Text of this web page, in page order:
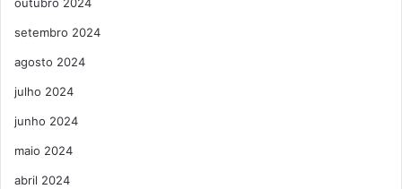
setembro 2024
agosto 2024
julho 2024
junho 2024
maio 2024
abril 2024